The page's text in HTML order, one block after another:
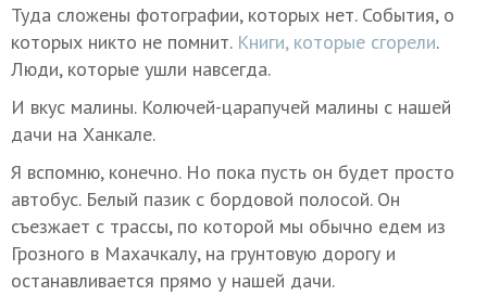
Туда сложены фотографии, которых нет. События, о
которых никто не помнит. Книги, которые сгорели.
Люди, которые ушли навсегда.
И вкус малины. Колючей-царапучей малины с нашей
дачи на Ханкале.
Я вспомню, конечно. Но пока пусть он будет просто
автобус. Белый пазик с бордовой полосой. Он
съезжает с трассы, по которой мы обычно едем из
Грозного в Махачкалу, на грунтовую дорогу и
останавливается прямо у нашей дачи.